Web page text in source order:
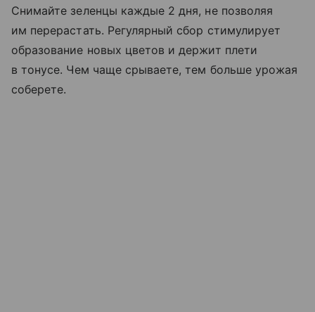
Снимайте зеленцы каждые 2 дня, не позволяя
им перерастать. Регулярный сбор стимулирует
образование новых цветов и держит плети
в тонусе. Чем чаще срываете, тем больше урожая
соберете.